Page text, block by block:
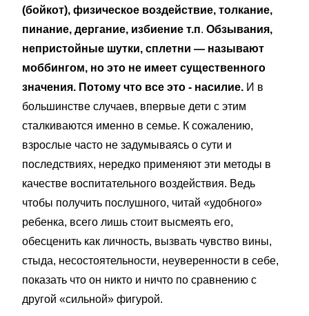
(бойкот), физическое воздействие, толкание,
пинание, дергание, избиение т.п. Обзывания,
непристойные шутки, сплетни — называют
моббингом, но это не имеет существенного
значения. Потому что все это - насилие. И в
большинстве случаев, впервые дети с этим
сталкиваются именно в семье. К сожалению,
взрослые часто не задумываясь о сути и
последствиях, нередко применяют эти методы в
качестве воспитательного воздействия. Ведь
чтобы получить послушного, читай «удобного»
ребенка, всего лишь стоит высмеять его,
обесценить как личность, вызвать чувство вины,
стыда, несостоятельности, неуверенности в себе,
показать что он никто и ничто по сравнению с
другой «сильной» фигурой.